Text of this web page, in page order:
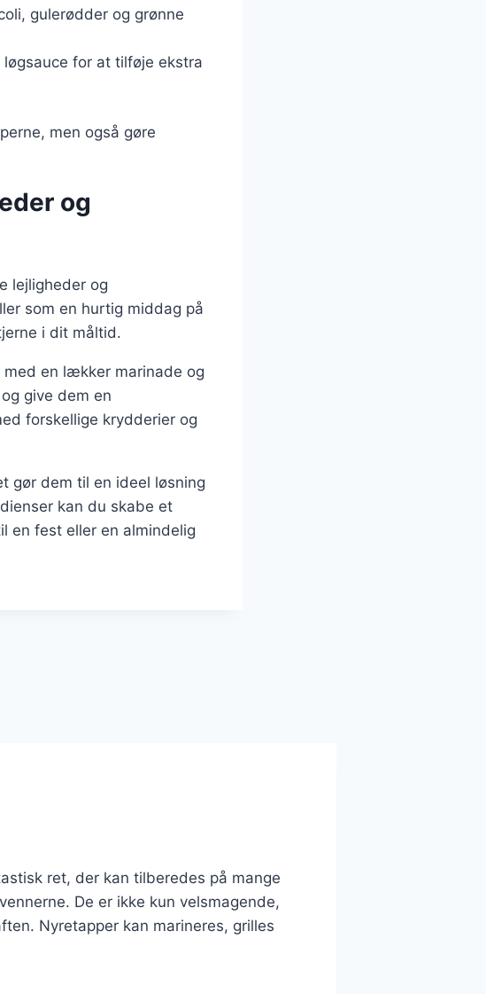
gulerødder og grønne
for at tilføje ekstra
men også gøre
og
lejligheder og
som en hurtig middag på
i dit måltid.
med en lækker marinade og
give dem en
forskellige krydderier og
gør dem til en ideel løsning
kan du skabe et
en fest eller en almindelig
ret, der kan tilberedes på mange
De er ikke kun velsmagende,
Nyretapper kan marineres, grilles